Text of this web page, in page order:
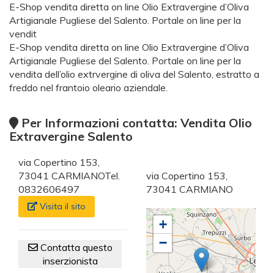
E-Shop vendita diretta on line Olio Extravergine d’Oliva
Artigianale Pugliese del Salento. Portale on line per la
vendit
E-Shop vendita diretta on line Olio Extravergine d’Oliva
Artigianale Pugliese del Salento. Portale on line per la
vendita dell’olio extrvergine di oliva del Salento, estratto a
freddo nel frantoio oleario aziendale.
Per Informazioni contatta: Vendita Olio
Extravergine Salento
via Copertino 153,
73041 CARMIANOTel.
0832606497
Visita il sito
Contatta questo
inserzionista
via Copertino 153,
73041 CARMIANO
+
−